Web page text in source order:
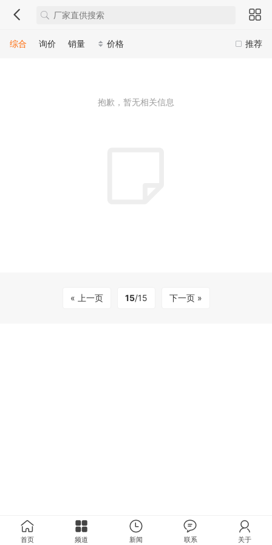
推荐
综合 询价 销量 价格
抱歉，暂无相关信息
« 上一页 15/15 下一页 »
首页 频道 新闻 联系 关于